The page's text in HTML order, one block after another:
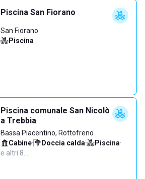
Piscina San Fiorano
San Fiorano
Piscina
Piscina comunale San Nicolò
a Trebbia
Bassa Piacentino, Rottofreno
Cabine· Doccia calda· Piscina·
e altri 8…